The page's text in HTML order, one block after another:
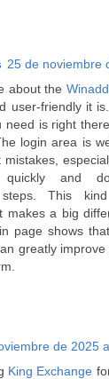
25 de noviembre
about the
user-friendly it
need is right
login area is
mistakes,
and
steps. This
makes a big
page shows
greatly
de 2025
King Exchange